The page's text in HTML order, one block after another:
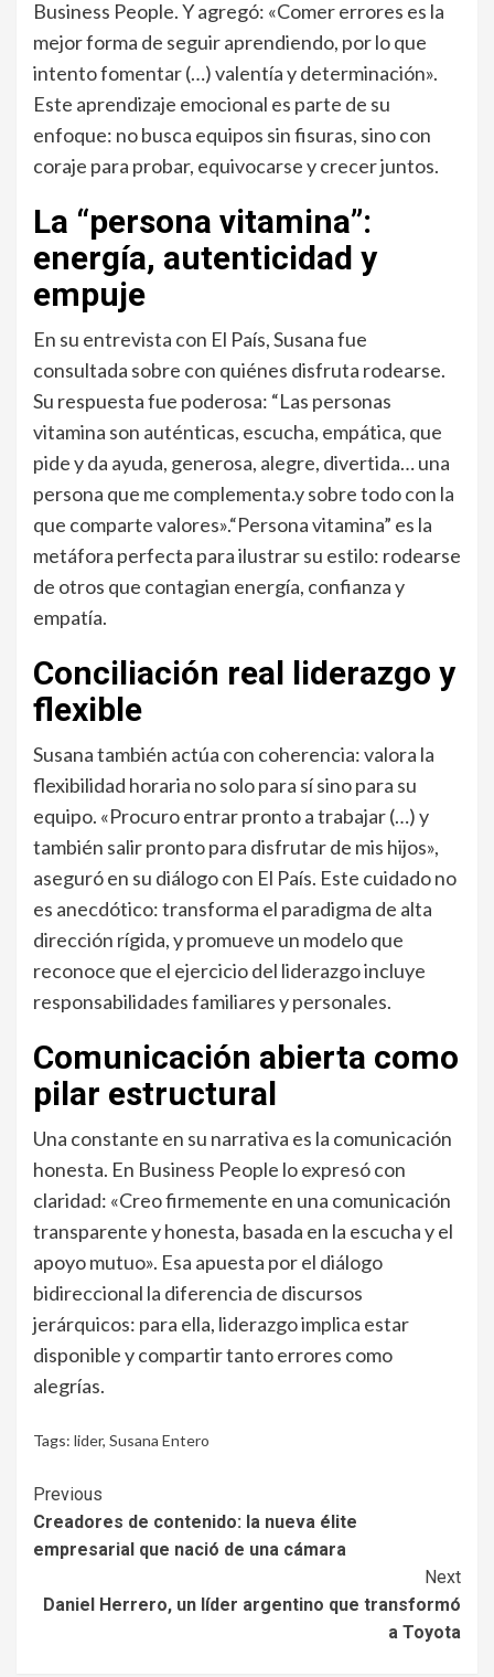
Business People. Y agregó: «Comer errores es la
mejor forma de seguir aprendiendo, por lo que
intento fomentar (…) valentía y determinación».
Este aprendizaje emocional es parte de su
enfoque: no busca equipos sin fisuras, sino con
coraje para probar, equivocarse y crecer juntos.
La “persona vitamina”:
energía, autenticidad y
empuje
En su entrevista con El País, Susana fue
consultada sobre con quiénes disfruta rodearse.
Su respuesta fue poderosa: “Las personas
vitamina son auténticas, escucha, empática, que
pide y da ayuda, generosa, alegre, divertida… una
persona que me complementa.y sobre todo con la
que comparte valores».“Persona vitamina” es la
metáfora perfecta para ilustrar su estilo: rodearse
de otros que contagian energía, confianza y
empatía.
Conciliación real liderazgo y
flexible
Susana también actúa con coherencia: valora la
flexibilidad horaria no solo para sí sino para su
equipo. «Procuro entrar pronto a trabajar (…) y
también salir pronto para disfrutar de mis hijos»,
aseguró en su diálogo con El País. Este cuidado no
es anecdótico: transforma el paradigma de alta
dirección rígida, y promueve un modelo que
reconoce que el ejercicio del liderazgo incluye
responsabilidades familiares y personales.
Comunicación abierta como
pilar estructural
Una constante en su narrativa es la comunicación
honesta. En Business People lo expresó con
claridad: «Creo firmemente en una comunicación
transparente y honesta, basada en la escucha y el
apoyo mutuo». Esa apuesta por el diálogo
bidireccional la diferencia de discursos
jerárquicos: para ella, liderazgo implica estar
disponible y compartir tanto errores como
alegrías.
Tags: lider, Susana Entero
Continue
Reading
Previous
Creadores de contenido: la nueva élite
empresarial que nació de una cámara
Next
Daniel Herrero, un líder argentino que transformó
a Toyota